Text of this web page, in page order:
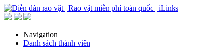
Navigation
Danh sách thành viên